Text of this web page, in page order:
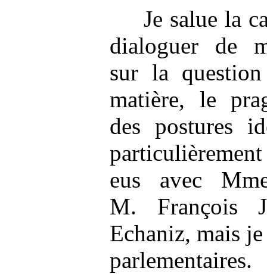
Je salue la
dialoguer de
sur la
matière, le
des postures
eus avec
M. François
Echaniz, mais
parlementaires.